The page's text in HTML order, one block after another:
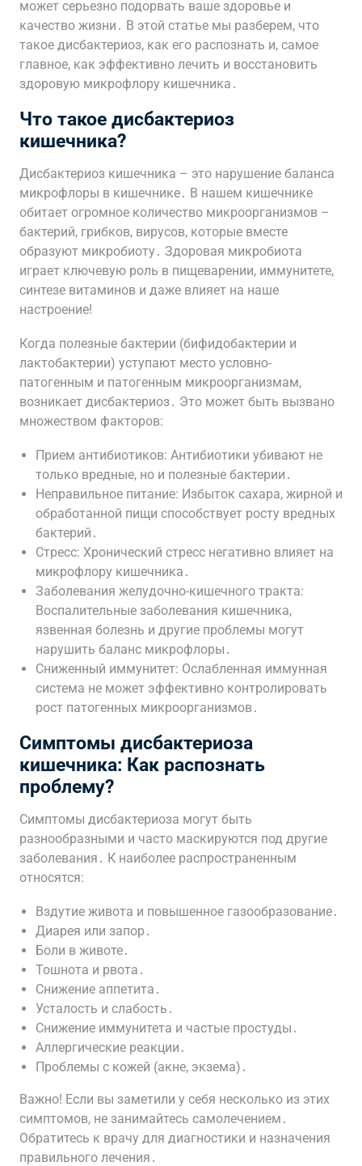
может серьезно подорвать ваше здоровье и
качество жизни․ В этой статье мы разберем, что
такое дисбактериоз, как его распознать и, самое
главное, как эффективно лечить и восстановить
здоровую микрофлору кишечника․
Что такое дисбактериоз
кишечника?
Дисбактериоз кишечника – это нарушение баланса
микрофлоры в кишечнике․ В нашем кишечнике
обитает огромное количество микроорганизмов –
бактерий, грибков, вирусов, которые вместе
образуют микробиоту․ Здоровая микробиота
играет ключевую роль в пищеварении, иммунитете,
синтезе витаминов и даже влияет на наше
настроение!
Когда полезные бактерии (бифидобактерии и
лактобактерии) уступают место условно-
патогенным и патогенным микроорганизмам,
возникает дисбактериоз․ Это может быть вызвано
множеством факторов:
Прием антибиотиков: Антибиотики убивают не
только вредные, но и полезные бактерии․
Неправильное питание: Избыток сахара, жирной и
обработанной пищи способствует росту вредных
бактерий․
Стресс: Хронический стресс негативно влияет на
микрофлору кишечника․
Заболевания желудочно-кишечного тракта:
Воспалительные заболевания кишечника,
язвенная болезнь и другие проблемы могут
нарушить баланс микрофлоры․
Сниженный иммунитет: Ослабленная иммунная
система не может эффективно контролировать
рост патогенных микроорганизмов․
Симптомы дисбактериоза
кишечника: Как распознать
проблему?
Симптомы дисбактериоза могут быть
разнообразными и часто маскируются под другие
заболевания․ К наиболее распространенным
относятся:
Вздутие живота и повышенное газообразование․
Диарея или запор․
Боли в животе․
Тошнота и рвота․
Снижение аппетита․
Усталость и слабость․
Снижение иммунитета и частые простуды․
Аллергические реакции․
Проблемы с кожей (акне, экзема)․
Важно! Если вы заметили у себя несколько из этих
симптомов, не занимайтесь самолечением․
Обратитесь к врачу для диагностики и назначения
правильного лечения․